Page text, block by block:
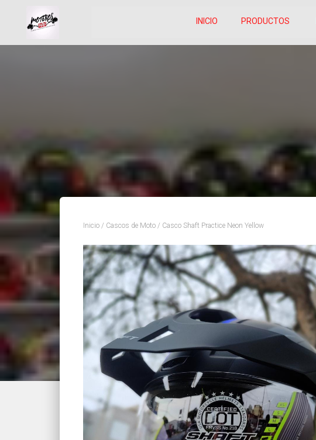
INICIO PRODUCTOS
Inicio / Cascos de Moto / Casco Shaft Practice Neon Yellow